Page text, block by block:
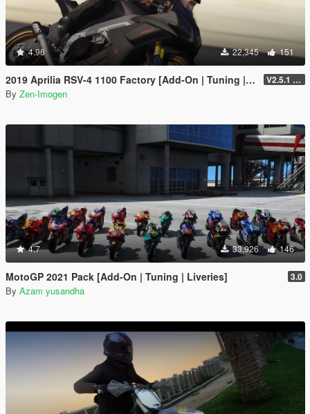
4.96 22,345 151
2019 Aprilia RSV-4 1100 Factory [Add-On | Tuning | Liveries] V2.5.1 (Final)
By Zen-Imogen
4.7 33,926 146
MotoGP 2021 Pack [Add-On | Tuning | Liveries] 3.0
By Azam yusandha